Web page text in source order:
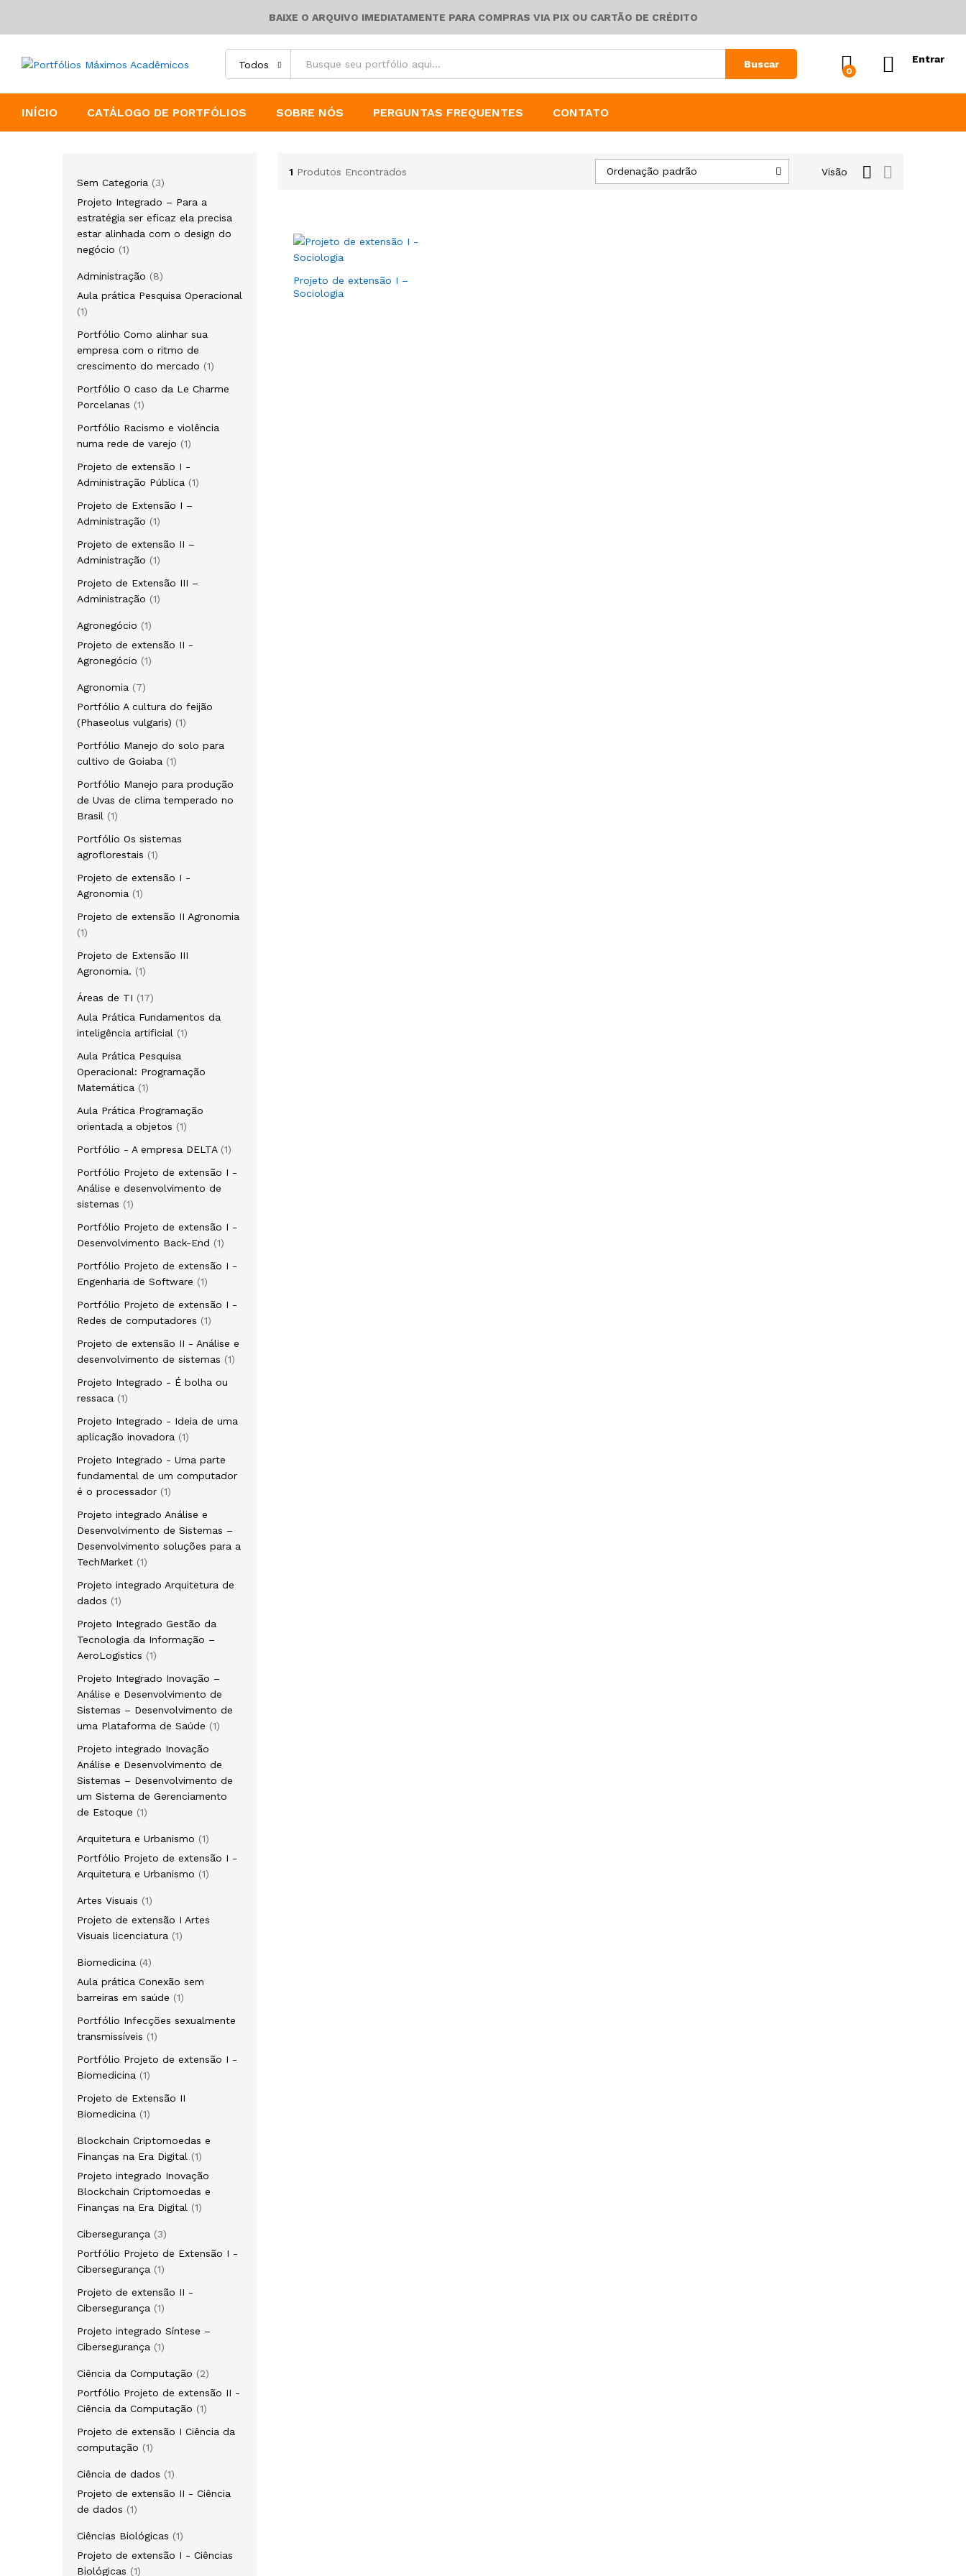
BAIXE O ARQUIVO IMEDIATAMENTE PARA COMPRAS VIA PIX OU CARTÃO DE CRÉDITO
Todos Buscar
0
Entrar
INÍCIO CATÁLOGO DE PORTFÓLIOS SOBRE NÓS PERGUNTAS FREQUENTES CONTATO
1 Produtos Encontrados Visão
Ordenação padrão
Projeto de extensão I –
Sociologia
Sem Categoria
3
Projeto Integrado – Para a
estratégia ser eficaz ela precisa
estar alinhada com o design do
negócio
1
Administração
8
Aula prática Pesquisa Operacional
1
Portfólio Como alinhar sua
empresa com o ritmo de
crescimento do mercado
1
Portfólio O caso da Le Charme
Porcelanas
1
Portfólio Racismo e violência
numa rede de varejo
1
Projeto de extensão I -
Administração Pública
1
Projeto de Extensão I –
Administração
1
Projeto de extensão II –
Administração
1
Projeto de Extensão III –
Administração
1
Agronegócio
1
Projeto de extensão II -
Agronegócio
1
Agronomia
7
Portfólio A cultura do feijão
(Phaseolus vulgaris)
1
Portfólio Manejo do solo para
cultivo de Goiaba
1
Portfólio Manejo para produção
de Uvas de clima temperado no
Brasil
1
Portfólio Os sistemas
agroflorestais
1
Projeto de extensão I -
Agronomia
1
Projeto de extensão II Agronomia
1
Projeto de Extensão III
Agronomia.
1
Áreas de TI
17
Aula Prática Fundamentos da
inteligência artificial
1
Aula Prática Pesquisa
Operacional: Programação
Matemática
1
Aula Prática Programação
orientada a objetos
1
Portfólio - A empresa DELTA
1
Portfólio Projeto de extensão I -
Análise e desenvolvimento de
sistemas
1
Portfólio Projeto de extensão I -
Desenvolvimento Back-End
1
Portfólio Projeto de extensão I -
Engenharia de Software
1
Portfólio Projeto de extensão I -
Redes de computadores
1
Projeto de extensão II - Análise e
desenvolvimento de sistemas
1
Projeto Integrado - É bolha ou
ressaca
1
Projeto Integrado - Ideia de uma
aplicação inovadora
1
Projeto Integrado - Uma parte
fundamental de um computador
é o processador
1
Projeto integrado Análise e
Desenvolvimento de Sistemas –
Desenvolvimento soluções para a
TechMarket
1
Projeto integrado Arquitetura de
dados
1
Projeto Integrado Gestão da
Tecnologia da Informação –
AeroLogistics
1
Projeto Integrado Inovação –
Análise e Desenvolvimento de
Sistemas – Desenvolvimento de
uma Plataforma de Saúde
1
Projeto integrado Inovação
Análise e Desenvolvimento de
Sistemas – Desenvolvimento de
um Sistema de Gerenciamento
de Estoque
1
Arquitetura e Urbanismo
1
Portfólio Projeto de extensão I -
Arquitetura e Urbanismo
1
Artes Visuais
1
Projeto de extensão I Artes
Visuais licenciatura
1
Biomedicina
4
Aula prática Conexão sem
barreiras em saúde
1
Portfólio Infecções sexualmente
transmissíveis
1
Portfólio Projeto de extensão I -
Biomedicina
1
Projeto de Extensão II
Biomedicina
1
Blockchain Criptomoedas e
Finanças na Era Digital
1
Projeto integrado Inovação
Blockchain Criptomoedas e
Finanças na Era Digital
1
Cibersegurança
3
Portfólio Projeto de Extensão I -
Cibersegurança
1
Projeto de extensão II -
Cibersegurança
1
Projeto integrado Síntese –
Cibersegurança
1
Ciência da Computação
2
Portfólio Projeto de extensão II -
Ciência da Computação
1
Projeto de extensão I Ciência da
computação
1
Ciência de dados
1
Projeto de extensão II - Ciência
de dados
1
Ciências Biológicas
1
Projeto de extensão I - Ciências
Biológicas
1